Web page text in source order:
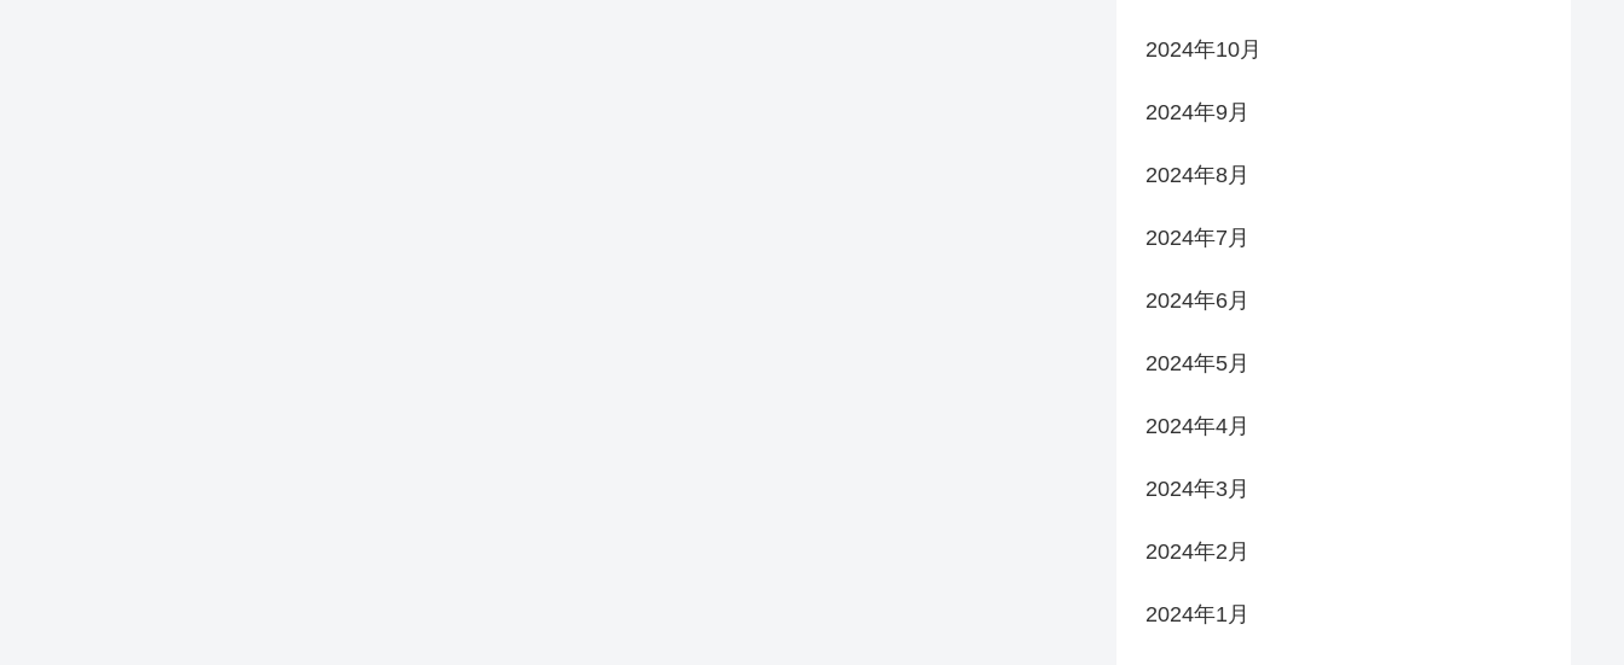
2024年10月
2024年9月
2024年8月
2024年7月
2024年6月
2024年5月
2024年4月
2024年3月
2024年2月
2024年1月